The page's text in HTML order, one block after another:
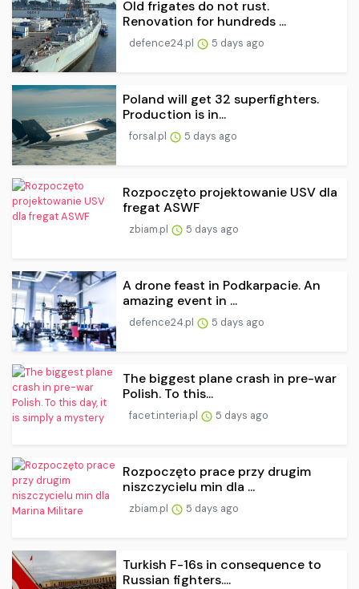
Old frigates do not rust.
Renovation for hundreds ...
defence24.pl 5 days ago
Poland will get 32 superfighters.
Production is in...
forsal.pl 5 days ago
Rozpoczęto projektowanie USV dla
fregat ASWF
zbiam.pl 5 days ago
A drone feast in Podkarpacie. An
amazing event in ...
defence24.pl 5 days ago
The biggest plane crash in pre-war
Polish. To this...
facet.interia.pl 5 days ago
Rozpoczęto prace przy drugim
niszczycielu min dla ...
zbiam.pl 5 days ago
Turkish F-16s in consequence to
Russian fighters....